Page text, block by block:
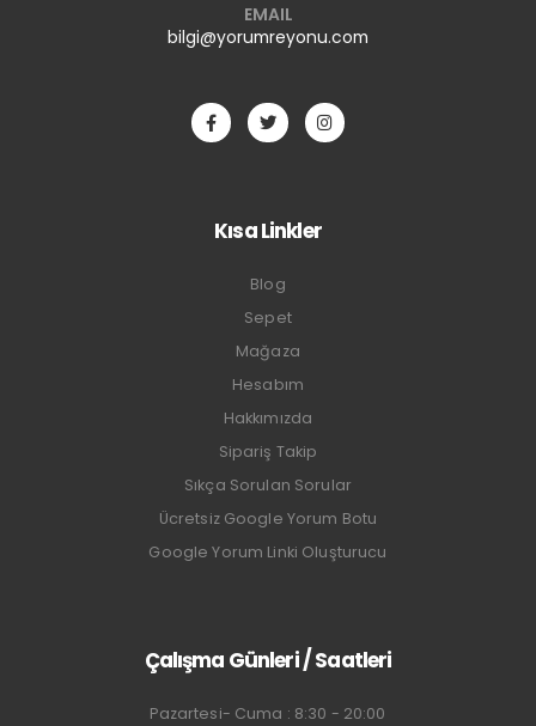
EMAIL
bilgi@yorumreyonu.com
Kısa Linkler
Blog
Sepet
Mağaza
Hesabım
Hakkımızda
Sipariş Takip
Sıkça Sorulan Sorular
Ücretsiz Google Yorum Botu
Google Yorum Linki Oluşturucu
Çalışma Günleri / Saatleri
Pazartesi- Cuma : 8:30 - 20:00